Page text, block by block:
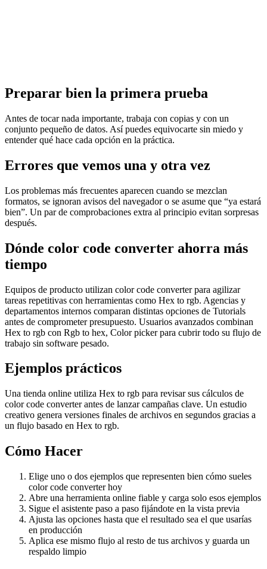
Preparar bien la primera prueba
Antes de tocar nada importante, trabaja con copias y con un
conjunto pequeño de datos. Así puedes equivocarte sin miedo y
entender qué hace cada opción en la práctica.
Errores que vemos una y otra vez
Los problemas más frecuentes aparecen cuando se mezclan
formatos, se ignoran avisos del navegador o se asume que “ya estará
bien”. Un par de comprobaciones extra al principio evitan sorpresas
después.
Dónde color code converter ahorra más
tiempo
Equipos de producto utilizan color code converter para agilizar
tareas repetitivas con herramientas como Hex to rgb. Agencias y
departamentos internos comparan distintas opciones de Tutorials
antes de comprometer presupuesto. Usuarios avanzados combinan
Hex to rgb con Rgb to hex, Color picker para cubrir todo su flujo de
trabajo sin software pesado.
Ejemplos prácticos
Una tienda online utiliza Hex to rgb para revisar sus cálculos de
color code converter antes de lanzar campañas clave. Un estudio
creativo genera versiones finales de archivos en segundos gracias a
un flujo basado en Hex to rgb.
Cómo Hacer
Elige uno o dos ejemplos que representen bien cómo sueles
color code converter hoy
Abre una herramienta online fiable y carga solo esos ejemplos
Sigue el asistente paso a paso fijándote en la vista previa
Ajusta las opciones hasta que el resultado sea el que usarías
en producción
Aplica ese mismo flujo al resto de tus archivos y guarda un
respaldo limpio